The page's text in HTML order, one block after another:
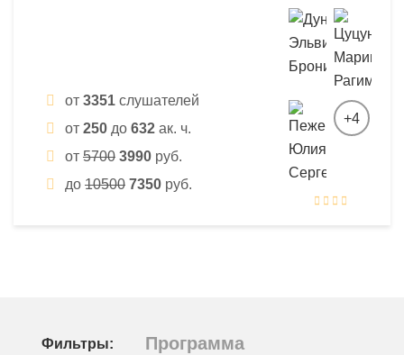
от 3351 слушателей
от 250 до 632 ак. ч.
от 5700 3990 руб.
до 10500 7350 руб.
+4
Фильтры:
Программа